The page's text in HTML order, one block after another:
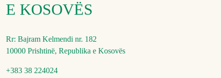
E KOSOVËS
Rr: Bajram Kelmendi nr. 182
10000 Prishtinë, Republika e Kosovës
+383 38 224024